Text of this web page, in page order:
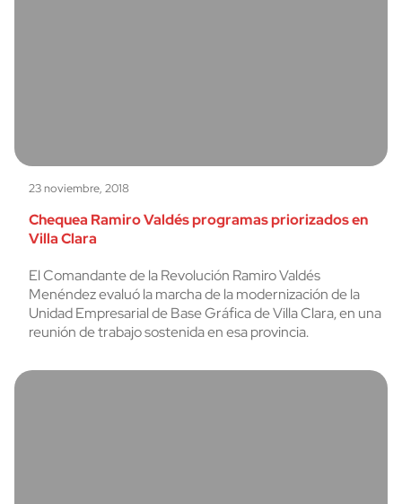
23 noviembre, 2018
Chequea Ramiro Valdés programas priorizados en
Villa Clara
El Comandante de la Revolución Ramiro Valdés
Menéndez evaluó la marcha de la modernización de la
Unidad Empresarial de Base Gráfica de Villa Clara, en una
reunión de trabajo sostenida en esa provincia.